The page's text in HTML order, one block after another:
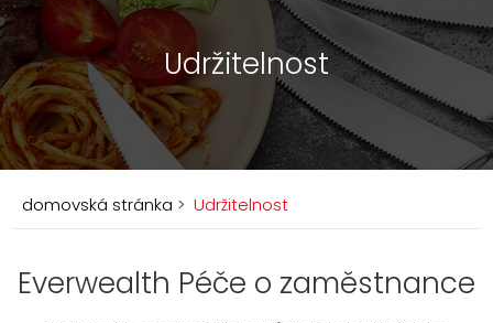
Udržitelnost
domovská stránka > Udržitelnost
Everwealth Péče o zaměstnance